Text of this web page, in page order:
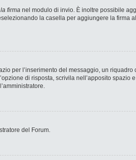
firma nel modulo di invio. È inoltre possibile
la casella per aggiungere la firma
per l’inserimento del messaggio, un riquadro
di risposta, scrivila nell’apposito spazio
del Forum.